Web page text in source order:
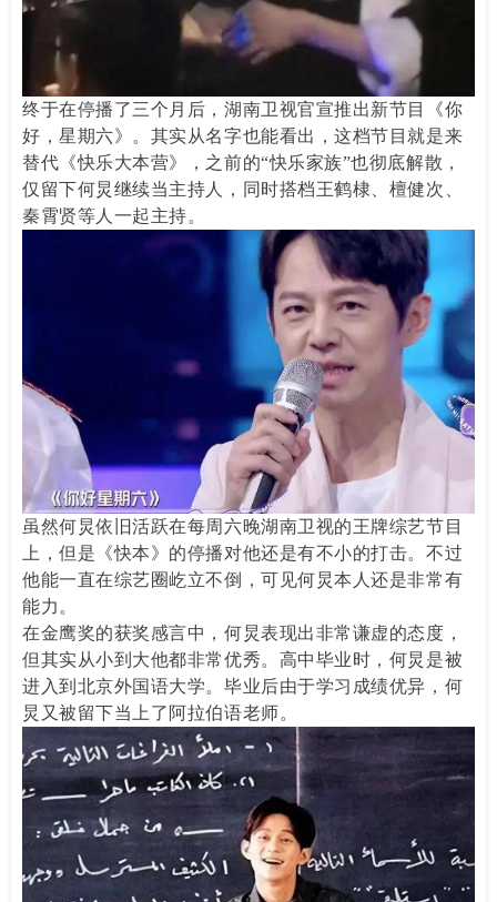
终于在停播了三个月后，湖南卫视官宣推出新节目《你
好，星期六》。其实从名字也能看出，这档节目就是来
替代《快乐大本营》，之前的“快乐家族”也彻底解散，
仅留下何炅继续当主持人，同时搭档王鹤棣、檀健次、
秦霄贤等人一起主持。
虽然何炅依旧活跃在每周六晚湖南卫视的王牌综艺节目
上，但是《快本》的停播对他还是有不小的打击。不过
他能一直在综艺圈屹立不倒，可见何炅本人还是非常有
能力。
在金鹰奖的获奖感言中，何炅表现出非常谦虚的态度，
但其实从小到大他都非常优秀。高中毕业时，何炅是被
进入到北京外国语大学。毕业后由于学习成绩优异，何
炅又被留下当上了阿拉伯语老师。